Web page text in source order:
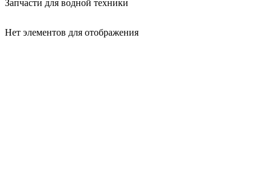
Запчасти для водной техники
Нет элементов для отображения